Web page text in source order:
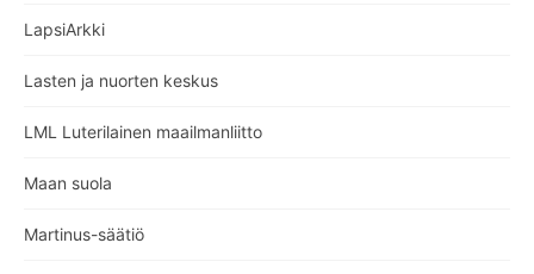
LapsiArkki
Lasten ja nuorten keskus
LML Luterilainen maailmanliitto
Maan suola
Martinus-säätiö